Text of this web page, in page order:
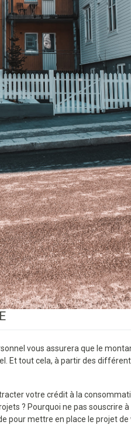
vous assurera que le
Et tout cela, à partir des
votre crédit à la
? Pourquoi ne pas souscrire
pour mettre en place le projet de